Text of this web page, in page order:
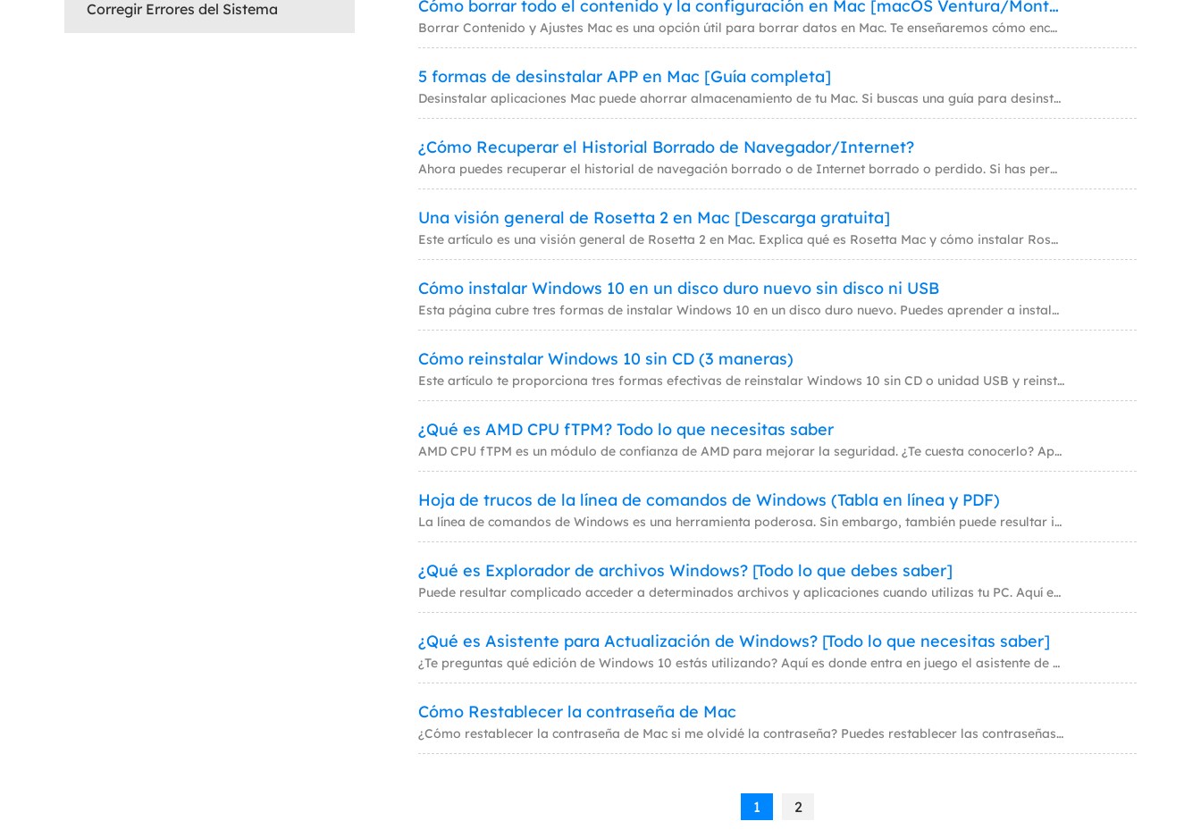
MakeMyAudio
Grabador y convertidor de audio.
Corregir Errores del Sistema Cómo borrar todo el contenido y la configuración en Mac [macOS Ventura/Monterey]
Borrar Contenido y Ajustes Mac es una opción útil para borrar datos en Mac. Te enseñaremos cómo encontrar el Asistente d
5 formas de desinstalar APP en Mac [Guía completa]
Desinstalar aplicaciones Mac puede ahorrar almacenamiento de tu Mac. Si buscas una guía para desinstalar programas de tu
¿Cómo Recuperar el Historial Borrado de Navegador/Internet?
Ahora puedes recuperar el historial de navegación borrado o de Internet borrado o perdido. Si has perdido el historial d
Una visión general de Rosetta 2 en Mac [Descarga gratuita]
Este artículo es una visión general de Rosetta 2 en Mac. Explica qué es Rosetta Mac y cómo instalar Rosetta 2 en Mac 1/
Cómo instalar Windows 10 en un disco duro nuevo sin disco ni USB
Esta página cubre tres formas de instalar Windows 10 en un disco duro nuevo. Puedes aprender a instalar Windows 10 en un
Cómo reinstalar Windows 10 sin CD (3 maneras)
Este artículo te proporciona tres formas efectivas de reinstalar Windows 10 sin CD o unidad USB y reinstalar Windows 10
¿Qué es AMD CPU fTPM? Todo lo que necesitas saber
AMD CPU fTPM es un módulo de confianza de AMD para mejorar la seguridad. ¿Te cuesta conocerlo? Aprende aquí en detalle q
Hoja de trucos de la línea de comandos de Windows (Tabla en línea y PDF)
La línea de comandos de Windows es una herramienta poderosa. Sin embargo, también puede resultar intimidante para los re
¿Qué es Explorador de archivos Windows? [Todo lo que debes saber]
Puede resultar complicado acceder a determinados archivos y aplicaciones cuando utilizas tu PC. Aquí es donde entra en j
¿Qué es Asistente para Actualización de Windows? [Todo lo que necesitas saber]
¿Te preguntas qué edición de Windows 10 estás utilizando? Aquí es donde entra en juego el asistente de actualización de
Cómo Restablecer la contraseña de Mac
¿Cómo restablecer la contraseña de Mac si me olvidé la contraseña? Puedes restablecer las contraseñas de Mac con Apple I
1 2